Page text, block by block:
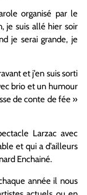
organisé par le
je suis allé hier soir
je serai grande, je
et j’en suis sorti
brio et un humour
de conte de fée »
Larzac avec
et qui a d’ailleurs
Enchainé.
année il nous